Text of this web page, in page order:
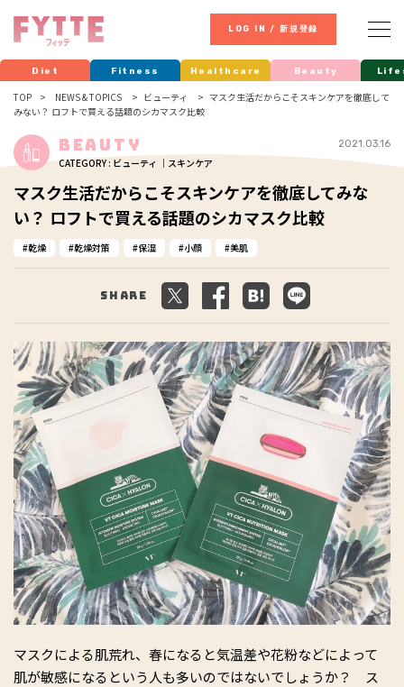
LOG IN / 新規登録
Diet Fitness Healthcare Beauty
TOP NEWS & TOPICS ビューティ
マスク生活だからこそスキンケアを徹底して
みない？ ロフトで買える話題のシカマスク比較
Beauty
CATEGORY : ビューティ ｜スキンケア
2021.03.16
マスク生活だからこそスキンケアを徹底してみな
い？ ロフトで買える話題のシカマスク比較
乾燥 乾燥対策 保湿 小顔 美肌
Share
マスクによる肌荒れ、春になると気温差や花粉などによって
肌が敏感になるという人も多いのではないでしょうか？ ス